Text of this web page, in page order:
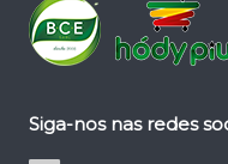
Siga-nos nas redes